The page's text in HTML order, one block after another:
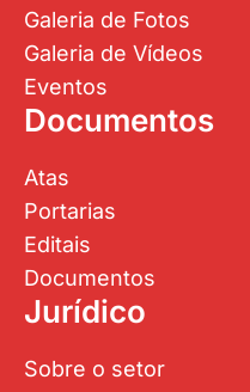
Galeria de Fotos
Galeria de Vídeos
Eventos
Documentos
Atas
Portarias
Editais
Documentos
Jurídico
Sobre o setor